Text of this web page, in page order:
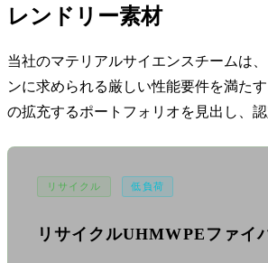
レンドリー素材
当社のマテリアルサイエンスチームは
ンに求められる厳しい性能要件を満た
の拡充するポートフォリオを見出し、認
リサイクル 低負荷
リサイクルUHMWPEファイ